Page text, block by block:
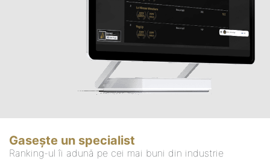
Gasește un specialist
Ranking-ul îi adună pe cei mai buni din industrie